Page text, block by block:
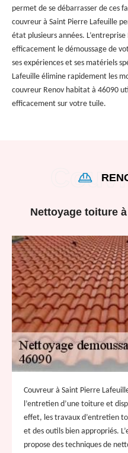
permet de se débarrasser de ces
couvreur à Saint Pierre Lafeuille
état plusieurs années.
efficacement le démoussage de
ses expériences et ses matériels
Lafeuille élimine rapidement les
couvreur Renov habitat à 46090
efficacement sur votre tuile.
Nettoyage toiture
Couvreur à Saint Pierre
l’entretien d’une toiture et
effet, les travaux d’entretien
et des outils bien appropriés.
propose des techniques de